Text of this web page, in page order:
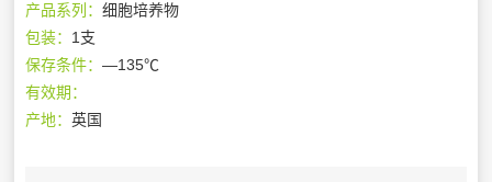
产品系列：细胞培养物
包装： 1支
保存条件：—135℃
有效期：
产地：英国